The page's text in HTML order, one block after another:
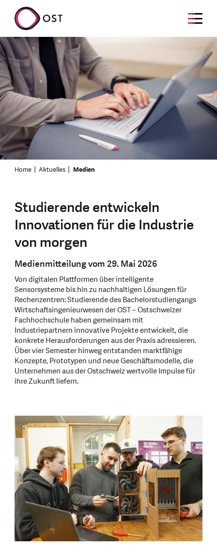
Home Aktuelles Medien
Studierende entwickeln
Innovationen für die Industrie
von morgen
Medienmitteilung vom 29. Mai 2026
Von digitalen Plattformen über intelligente
Sensorsysteme bis hin zu nachhaltigen Lösungen für
Rechenzentren: Studierende des Bachelorstudiengangs
Wirtschaftsingenieurwesen der OST – Ostschweizer
Fachhochschule haben gemeinsam mit
Industriepartnern innovative Projekte entwickelt, die
konkrete Herausforderungen aus der Praxis adressieren.
Über vier Semester hinweg entstanden marktfähige
Konzepte, Prototypen und neue Geschäftsmodelle, die
Unternehmen aus der Ostschweiz wertvolle Impulse für
ihre Zukunft liefern.